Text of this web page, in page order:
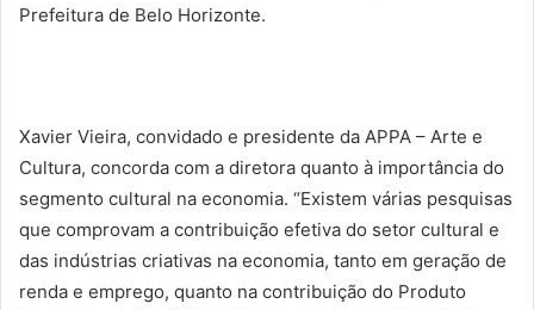
Prefeitura de Belo Horizonte.
Xavier Vieira, convidado e presidente da APPA – Arte e
Cultura, concorda com a diretora quanto à importância do
segmento cultural na economia. “Existem várias pesquisas
que comprovam a contribuição efetiva do setor cultural e
das indústrias criativas na economia, tanto em geração de
renda e emprego, quanto na contribuição do Produto